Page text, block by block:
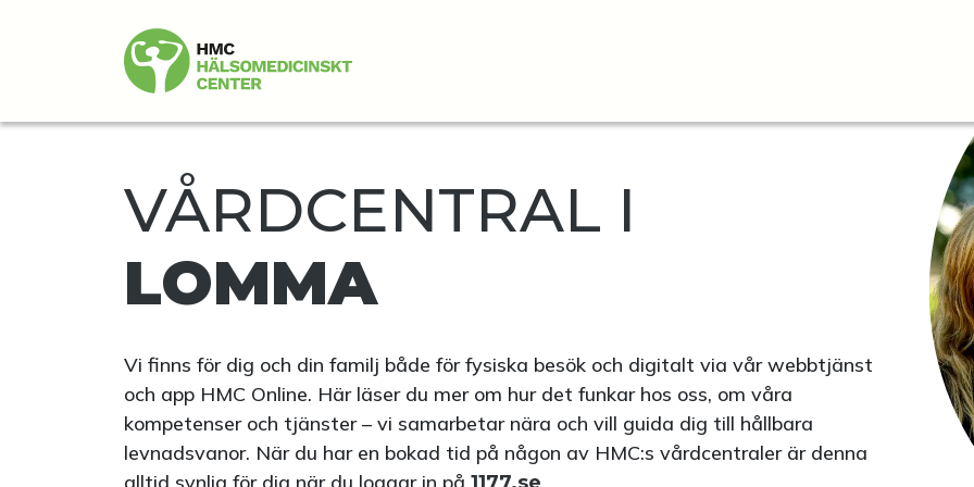
VÅRDCENTRAL I
LOMMA
Vi finns för dig och din familj både för fysiska besök och digitalt via vår webbtjänst
och app HMC Online. Här läser du mer om hur det funkar hos oss, om våra
kompetenser och tjänster – vi samarbetar nära och vill guida dig till hållbara
levnadsvanor. När du har en bokad tid på någon av HMC:s vårdcentraler är denna